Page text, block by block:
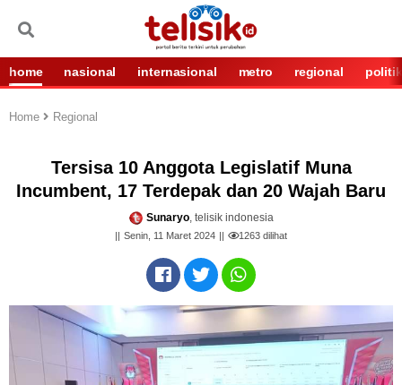
home nasional internasional metro regional politik
Home Regional
Tersisa 10 Anggota Legislatif Muna
Incumbent, 17 Terdepak dan 20 Wajah Baru
Sunaryo, telisik indonesia
Senin, 11 Maret 2024 1263 dilihat